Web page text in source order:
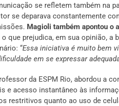
se refletem também na
se deparava constantemente
Magioli também apontou o
o que prejudica, em sua opinião,
“Essa iniciativa é muito bem
em se expressar
da ESPM Rio, abordou a
e acesso instantâneo às
restritivos quanto ao uso de